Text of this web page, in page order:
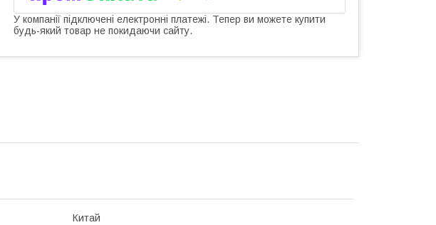
У компанії підключені електронні платежі. Тепер ви можете купити
будь-який товар не покидаючи сайту.
Китай